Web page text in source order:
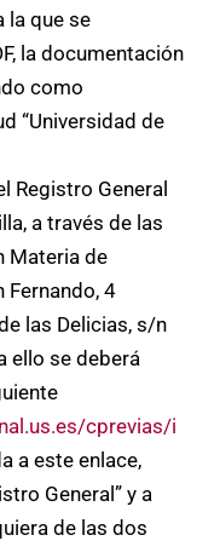
la que se
la documentación
como
“Universidad de
Registro General
a través de las
Materia de
Fernando, 4
las Delicias, s/n
ello se deberá
cprevias/i
a este enlace,
General” y a
de las dos